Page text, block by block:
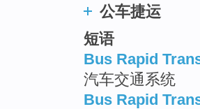
公车捷运
短语
Bus Rapid
汽车交通系统
Bus Rapid